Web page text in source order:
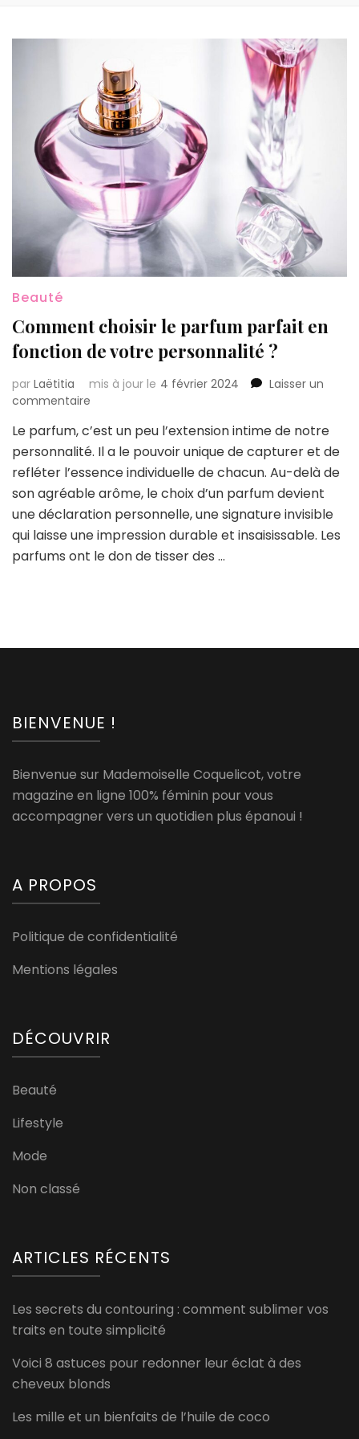
Beauté
Comment choisir le parfum parfait en
fonction de votre personnalité ?
par Laëtitia mis à jour le 4 février 2024
Laisser un
commentaire
choisir
le
parfum
en
fonction
de
votre
Le parfum, c’est un peu l’extension intime de notre
personnalité. Il a le pouvoir unique de capturer et de
refléter l’essence individuelle de chacun. Au-delà de
son agréable arôme, le choix d’un parfum devient
une déclaration personnelle, une signature invisible
qui laisse une impression durable et insaisissable. Les
parfums ont le don de tisser des …
BIENVENUE !
Bienvenue sur Mademoiselle Coquelicot, votre
magazine en ligne 100% féminin pour vous
accompagner vers un quotidien plus épanoui !
A PROPOS
Politique de confidentialité
Mentions légales
DÉCOUVRIR
Beauté
Lifestyle
Mode
Non classé
ARTICLES RÉCENTS
Les secrets du contouring : comment sublimer vos
traits en toute simplicité
Voici 8 astuces pour redonner leur éclat à des
cheveux blonds
Les mille et un bienfaits de l’huile de coco